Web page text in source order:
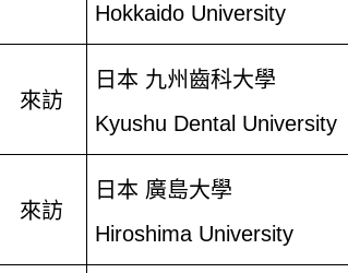
Hokkaido University
來訪
日本 九州齒科大學
Kyushu Dental University
來訪
日本 廣島大學
Hiroshima University